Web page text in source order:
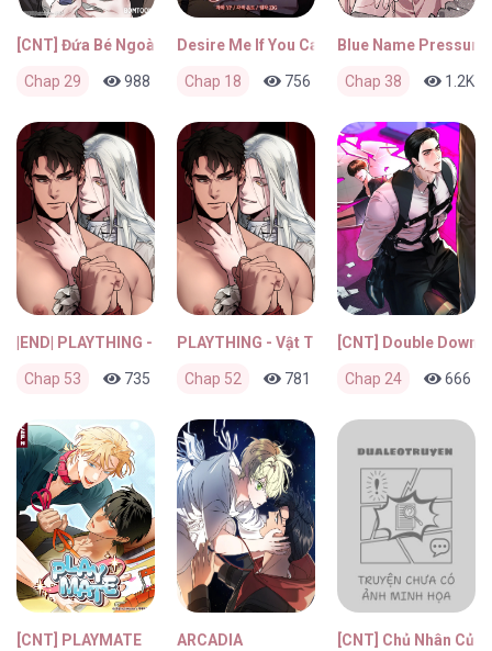
[CNT] Đứa Bé Ngoài Ý Muốn
Chap 29 988 0 1 tuần trước
Desire Me If You Can
Chap 18 756 0 2 tuần trước
Blue Name Pressure
Chap 38 1.2K
|END| PLAYTHING - Vật Tiêu Khiển Của Vị Đại Công Tước
Chap 53 735 0 3 tuần trước
PLAYTHING - Vật Tiêu Khiển Của Vị Đại
Chap 52 781 0 3 tuần trước
[CNT] Double Down
Chap 24 666
[CNT] PLAYMATE ARCADIA [CNT] Chủ Nhân Của